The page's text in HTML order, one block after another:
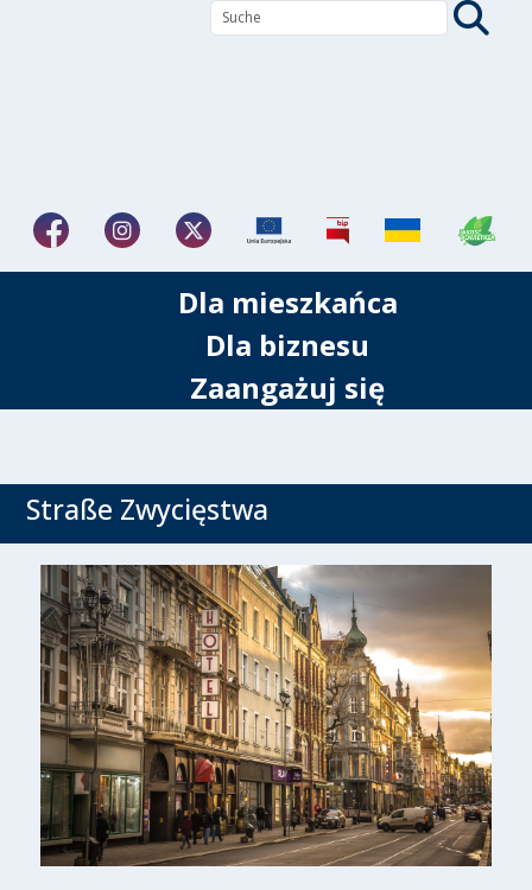
Dla mieszkańca
Dla biznesu
Zaangażuj się
Straße Zwycięstwa